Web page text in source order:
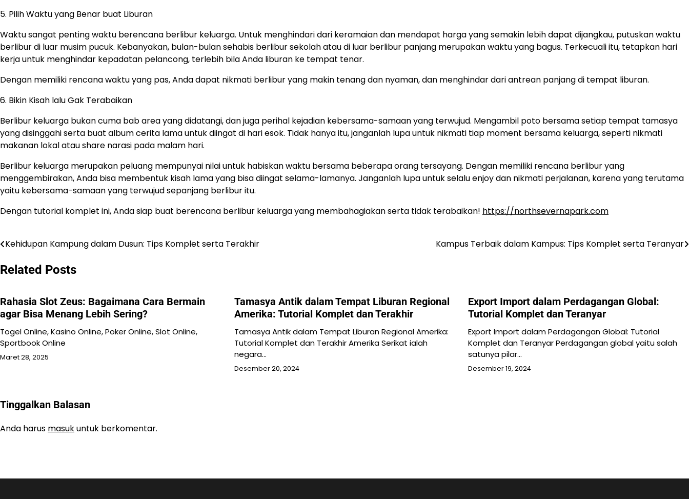
5. Pilih Waktu yang Benar buat Liburan
Waktu sangat penting waktu berencana berlibur keluarga. Untuk menghindari dari keramaian dan mendapat harga yang semakin lebih dapat dijangkau, putuskan waktu
berlibur di luar musim pucuk. Kebanyakan, bulan-bulan sehabis berlibur sekolah atau di luar berlibur panjang merupakan waktu yang bagus. Terkecuali itu, tetapkan hari
kerja untuk menghindar kepadatan pelancong, terlebih bila Anda liburan ke tempat tenar.
Dengan memiliki rencana waktu yang pas, Anda dapat nikmati berlibur yang makin tenang dan nyaman, dan menghindar dari antrean panjang di tempat liburan.
6. Bikin Kisah lalu Gak Terabaikan
Berlibur keluarga bukan cuma bab area yang didatangi, dan juga perihal kejadian kebersama-samaan yang terwujud. Mengambil poto bersama setiap tempat tamasya
yang disinggahi serta buat album cerita lama untuk diingat di hari esok. Tidak hanya itu, janganlah lupa untuk nikmati tiap moment bersama keluarga, seperti nikmati
makanan lokal atau share narasi pada malam hari.
Berlibur keluarga merupakan peluang mempunyai nilai untuk habiskan waktu bersama beberapa orang tersayang. Dengan memiliki rencana berlibur yang
menggembirakan, Anda bisa membentuk kisah lama yang bisa diingat selama-lamanya. Janganlah lupa untuk selalu enjoy dan nikmati perjalanan, karena yang terutama
yaitu kebersama-samaan yang terwujud sepanjang berlibur itu.
Dengan tutorial komplet ini, Anda siap buat berencana berlibur keluarga yang membahagiakan serta tidak terabaikan! https://northsevernapark.com
Navigasi
pos
Kehidupan Kampung dalam Dusun: Tips Komplet serta Terakhir Kampus Terbaik dalam Kampus: Tips Komplet serta Teranyar
Related Posts
Rahasia Slot Zeus: Bagaimana Cara Bermain
agar Bisa Menang Lebih Sering?
Togel Online, Kasino Online, Poker Online, Slot Online,
Sportbook Online
Maret 28, 2025
Tamasya Antik dalam Tempat Liburan Regional
Amerika: Tutorial Komplet dan Terakhir
Tamasya Antik dalam Tempat Liburan Regional Amerika:
Tutorial Komplet dan Terakhir Amerika Serikat ialah
negara…
Desember 20, 2024
Export Import dalam Perdagangan Global:
Tutorial Komplet dan Teranyar
Export Import dalam Perdagangan Global: Tutorial
Komplet dan Teranyar Perdagangan global yaitu salah
satunya pilar…
Desember 19, 2024
Tinggalkan Balasan
Anda harus masukuntuk berkomentar.